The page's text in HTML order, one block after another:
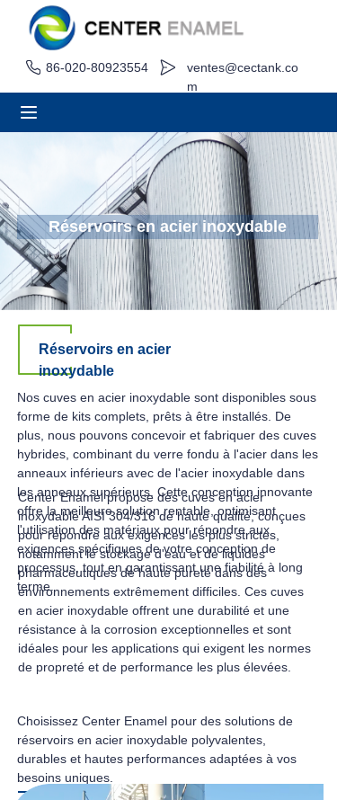
86-020-80923554
ventes@cectank.co
m
Réservoirs en acier inoxydable
Réservoirs en acier
inoxydable
Center Enamel propose des cuves en acier
inoxydable AISI 304/316 de haute qualité, conçues
pour répondre aux exigences les plus strictes,
notamment le stockage d'eau et de liquides
pharmaceutiques de haute pureté dans des
environnements extrêmement difficiles. Ces cuves
en acier inoxydable offrent une durabilité et une
résistance à la corrosion exceptionnelles et sont
idéales pour les applications qui exigent les normes
de propreté et de performance les plus élevées.
Nos cuves en acier inoxydable sont disponibles sous
forme de kits complets, prêts à être installés. De
plus, nous pouvons concevoir et fabriquer des cuves
hybrides, combinant du verre fondu à l'acier dans les
anneaux inférieurs avec de l'acier inoxydable dans
les anneaux supérieurs. Cette conception innovante
offre la meilleure solution rentable, optimisant
l'utilisation des matériaux pour répondre aux
exigences spécifiques de votre conception de
processus, tout en garantissant une fiabilité à long
terme.
Choisissez Center Enamel pour des solutions de
réservoirs en acier inoxydable polyvalentes,
durables et hautes performances adaptées à vos
besoins uniques.
Maison
À propos
Applications
Projet de cas
Demande de devis
Nouvelles
Contact